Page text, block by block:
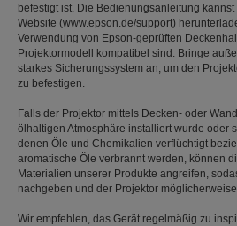
befestigt ist. Die Bedienungsanleitung
Website (www.epson.de/support)
Verwendung von Epson-geprüften
Projektormodell kompatibel sind. Bringe
starkes Sicherungssystem an, um den
zu befestigen.
Falls der Projektor mittels Decken- oder
ölhaltigen Atmosphäre installiert wurde oder
denen Öle und Chemikalien verflüchtigt
aromatische Öle verbrannt werden, können
Materialien unserer Produkte angreifen,
nachgeben und der Projektor
Wir empfehlen, das Gerät regelmäßig zu